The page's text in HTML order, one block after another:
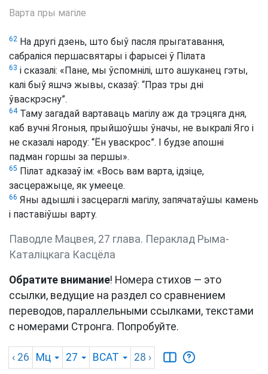
Варта пры магіле
62 На другі дзень, што быў пасля прыгатавання,
сабраліся першасвятары і фарысеі ў Пілата
63 і сказалі: «Пане, мы ўспомнілі, што ашуканец гэты,
калі быў яшчэ жывы, сказаў: “Праз тры дні
ўваскрэсну”.
64Таму загадай вартаваць магілу аж да трэцяга дня,
каб вучні Ягоныя, прыйшоўшы ўначы, не выкралі Яго і
не сказалі народу: “Ён уваскрос”. І будзе апошні
падман горшы за першы».
65 Пілат адказаў ім: «Вось вам варта, ідзіце,
засцеражыце, як умееце.
66 Яны адышлі і засцераглі магілу, запячатаўшы камень
і паставіўшы варту.
Паводле Мацвея, 27 глава. Пераклад Рыма-
Каталіцкага Касцёла
Обратите внимание! Номера стихов — это
ссылки, ведущие на раздел со сравнением
переводов, параллельными ссылками, текстами
с номерами Стронга. Попробуйте.
‹ 26 Мц 27 BCAT 28 ›